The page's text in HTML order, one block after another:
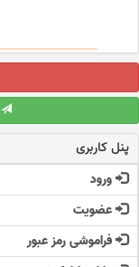
پنل کاربری
ورود
عضویت
فراموشی رمز عبور